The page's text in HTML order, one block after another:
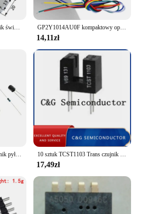
GTRIC Banner Array Czujnik światłowodowy Wzmacniacz sondy przelotowej 12-24V DC Matrix Optyczny przełącznik fotoelektryczny Czujnik GP2Y1014AU0F kompaktowy optyczny czujnik kurzu kompatybilny GP2Y1010AU0F GP2Y1010AUOF czujnik cząstek dymu z kablem
14,11zł
Kompaktowy optyczny czujnik pyłu kompatybilny z GP2Y1010AU0F GP2Y1010AUOF czujnik cząstek dymu z kablem GP2Y1014AU0F 10 sztuk TCST1103 Trans czujnik optyczny
17,49zł